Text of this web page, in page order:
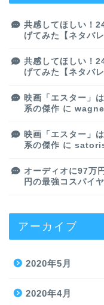
共感してほしい！
げてみた【ネタバレ
共感してほしい！
げてみた【ネタバレ
映画「エスター」
系の傑作 に
映画「エスター」
系の傑作 に
オーディオに97万
円の最強コスパイ
アーカイブ
2020年5月
2020年4月